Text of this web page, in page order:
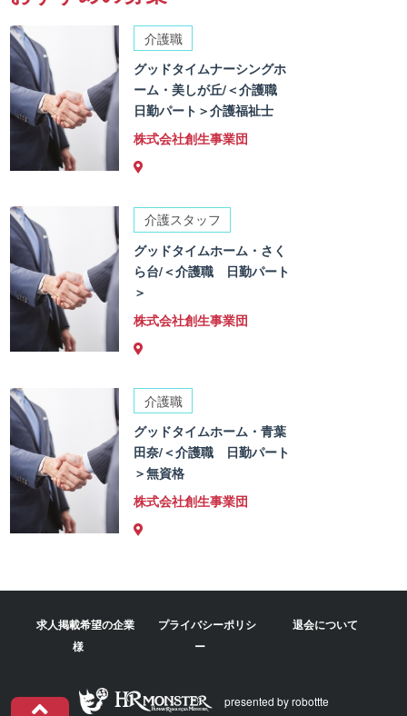
介護職
グッドタイムナーシングホ
ーム・美しが丘/＜介護職
日勤パート＞介護福祉士
株式会社創生事業団
介護スタッフ
グッドタイムホーム・さく
ら台/＜介護職 日勤パート
＞
株式会社創生事業団
介護職
グッドタイムホーム・青葉
田奈/＜介護職 日勤パート
＞無資格
株式会社創生事業団
求人掲載希望の企業
様
プライバシーポリシ
ー
退会について
presented by robottte